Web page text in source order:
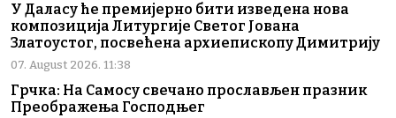
У Даласу ће премијерно бити изведена нова
композиција Литургије Светог Јована
Златоустог, посвећена архиепископу Димитрију
07. August 2026. 11:38
Грчка: На Самосу свечано прослављен празник
Преображења Господњег